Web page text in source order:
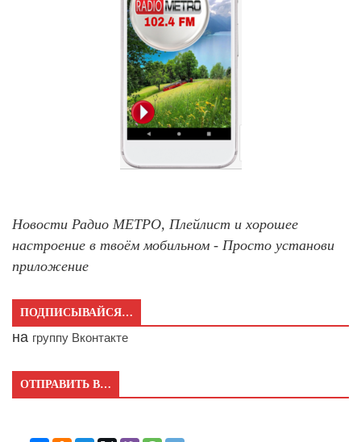
Новости Радио МЕТРО, Плейлист и хорошее
настроение в твоём мобильном - Просто установи
приложение
ПОДПИСЫВАЙСЯ…
на группу Вконтакте
ОТПРАВИТЬ В…